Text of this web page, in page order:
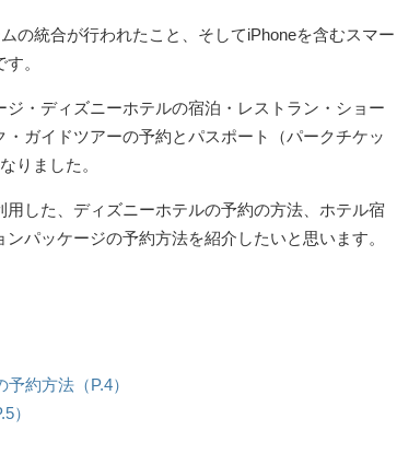
の統合が行われたこと、そしてiPhoneを含むスマー
。
・ディズニーホテルの宿泊・レストラン・ショー
ガイドツアーの予約とパスポート（パークチケッ
りました。
した、ディズニーホテルの予約の方法、ホテル宿
パッケージの予約方法を紹介したいと思います。
約方法（P.4）
）